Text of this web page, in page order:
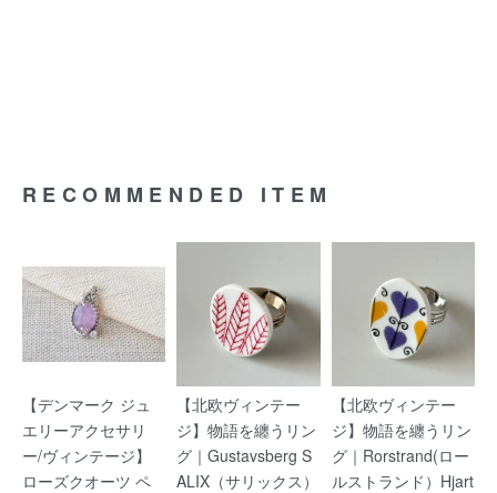
RECOMMENDED ITEM
【デンマーク ジュ
エリーアクセサリ
ー/ヴィンテージ】
ローズクオーツ ペ
【北欧ヴィンテー
ジ】物語を纏うリン
グ｜Gustavsberg S
ALIX（サリックス）
【北欧ヴィンテー
ジ】物語を纏うリン
グ｜Rorstrand(ロー
ルストランド）Hjart